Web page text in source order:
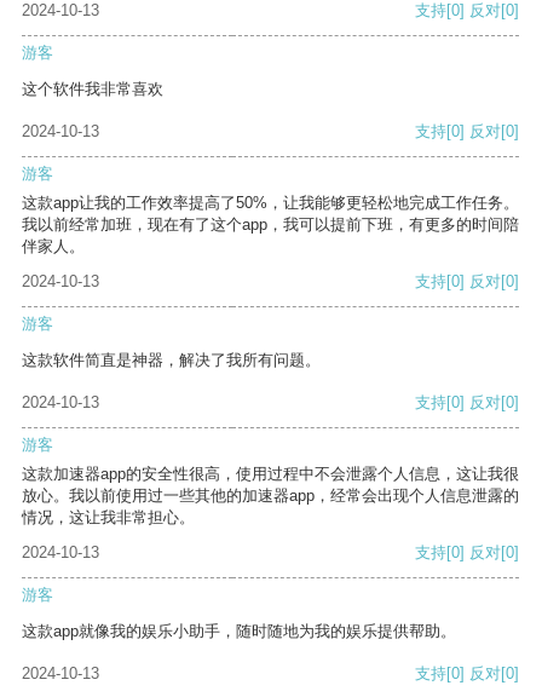
2024-10-13
支持[0] 反对[0]
游客
这个软件我非常喜欢
2024-10-13 支持[0] 反对[0]
游客
这款app让我的工作效率提高了50%，让我能够更轻松地完成工作任务。
我以前经常加班，现在有了这个app，我可以提前下班，有更多的时间陪
伴家人。
2024-10-13
支持[0] 反对[0]
游客
这款软件简直是神器，解决了我所有问题。
2024-10-13 支持[0] 反对[0]
游客
这款加速器app的安全性很高，使用过程中不会泄露个人信息，这让我很
放心。我以前使用过一些其他的加速器app，经常会出现个人信息泄露的
情况，这让我非常担心。
2024-10-13
支持[0] 反对[0]
游客
这款app就像我的娱乐小助手，随时随地为我的娱乐提供帮助。
2024-10-13 支持[0] 反对[0]